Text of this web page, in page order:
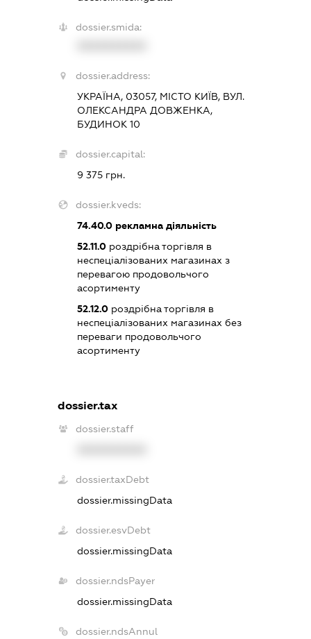
dossier.smida:
dossier.address:
УКРАЇНА, 03057, МІСТО КИЇВ, ВУЛ.
ОЛЕКСАНДРА ДОВЖЕНКА,
БУДИНОК 10
dossier.capital:
9 375 грн.
dossier.kveds:
74.40.0рекламна діяльність
52.11.0роздрібна торгівля в
неспеціалізованих магазинах з
перевагою продовольчого
асортименту
52.12.0роздрібна торгівля в
неспеціалізованих магазинах без
переваги продовольчого
асортименту
dossier.tax
dossier.staff
dossier.taxDebt
dossier.missingData
dossier.esvDebt
dossier.missingData
dossier.ndsPayer
dossier.missingData
dossier.ndsAnnul